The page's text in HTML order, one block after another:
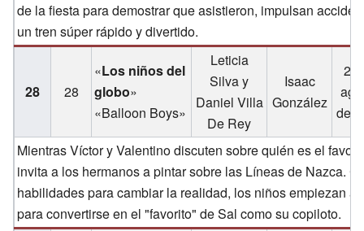
de la fiesta para demostrar que asistieron, impulsan
un tren súper rápido y divertido.
28 28
«Los niños del
globo»
«Balloon Boys»
Leticia
Silva y
Daniel Villa
De Rey
Isaac
González
24
de
Mientras Víctor y Valentino discuten sobre quién es el
invita a los hermanos a pintar sobre las Líneas de Nazca.
habilidades para cambiar la realidad, los niños empiezan
para convertirse en el "favorito" de Sal como su copiloto.